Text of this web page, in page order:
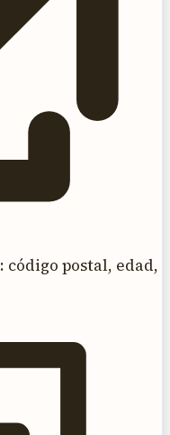
código postal, edad,